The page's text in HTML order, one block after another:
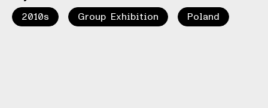
2010s Group Exhibition Poland